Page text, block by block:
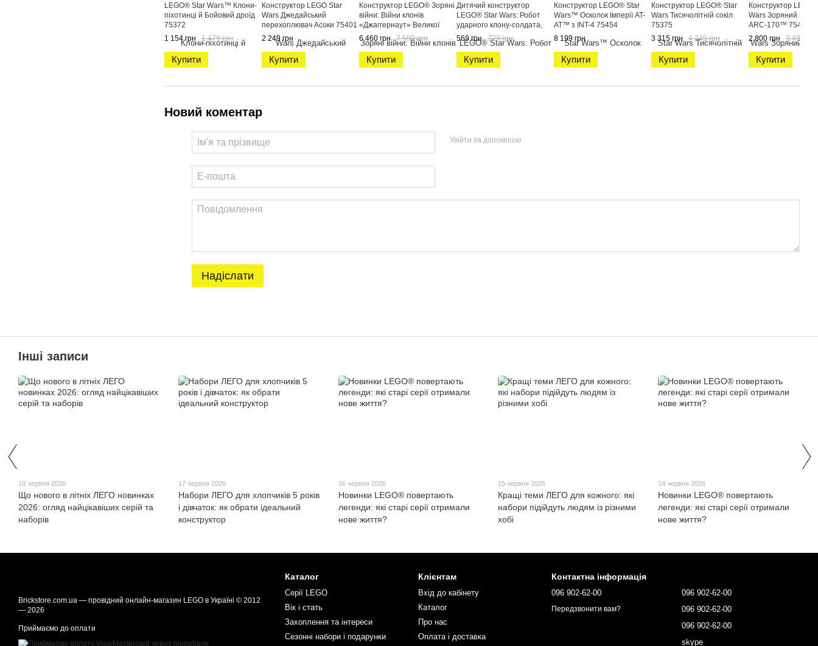
LEGO® Star Wars™ Клони-
піхотинці й Бойовий дроїд
75372
1 154 грн
1 479 грн
Купити
Конструктор LEGO Star
Wars Джедайський
перехоплювач Асоки 75401
2 249 грн
Купити
Конструктор LEGO® Зоряні
війни: Війни клонів
«Джаггернаут» Великої
армії Республіки 75413
6 460 грн 7 599 грн
Купити
Дитячий конструктор
LEGO® Star Wars: Робот
ударного клону-солдата,
75448
569 грн 729 грн
Купити
Конструктор LEGO® Star
Wars™ Осколок Імперії AT-
AT™ з INT-4 75454
8 199 грн
Купити
Конструктор LEGO® Star
Wars Тисячолітній сокіл
75375
3 315 грн
4 249 грн
Купити
Конструктор LEGO
Wars Зоряний
ARC-170™ 75402
2 800 грн
3 499 грн
Купити
Новий коментар
Увійти за допомогою
Надіслати
Інші записи
18 червня 2026
Що нового в літніх ЛЕГО новинках
2026: огляд найцікавіших серій та
наборів
17 червня 2026
Набори ЛЕГО для хлопчиків 5 років
і дівчаток: як обрати ідеальний
конструктор
16 червня 2026
Новинки LEGO® повертають
легенди: які старі серії отримали
нове життя?
15 червня 2026
Кращі теми ЛЕГО для кожного: які
набори підійдуть людям із різними
хобі
14 червня 2026
Новинки LEGO® повертають
легенди: які старі серії отримали
нове життя?
Brickstore.com.ua — провідний онлайн-магазин LEGO в Україні © 2012
— 2026
Приймаємо до оплати
Каталог
Серії LEGO
Вік і стать
Захоплення та інтереси
Сезонні набори і подарунки
Клієнтам
Вхід до кабінету
Каталог
Про нас
Оплата і доставка
Контактна інформація
096 902-62-00
Передзвонити вам?
096 902-62-00
096 902-62-00
096 902-62-00
skype